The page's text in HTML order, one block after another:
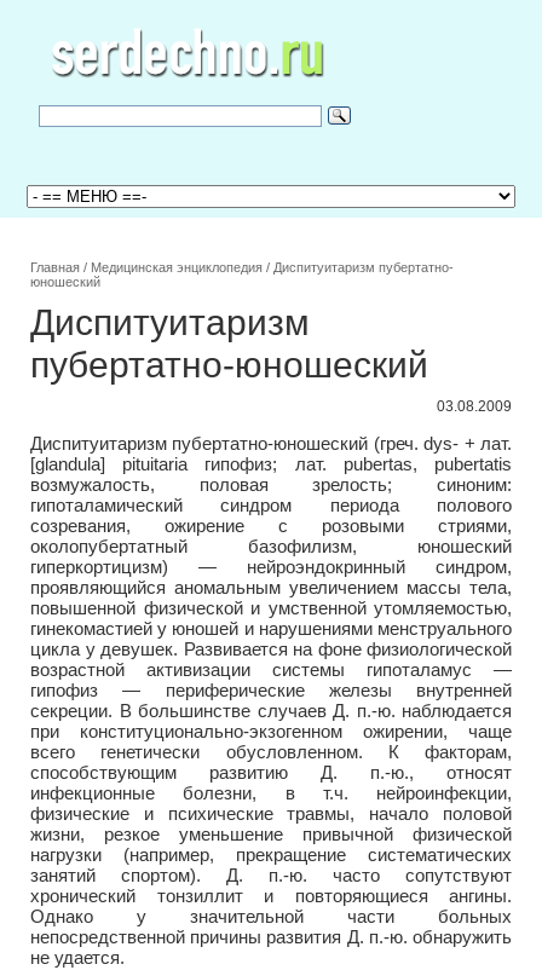
Главная / Медицинская энциклопедия / Диспитуитаризм пубертатно-
юношеский
Диспитуитаризм
пубертатно-юношеский
03.08.2009
Диспитуитаризм пубертатно-юношеский (греч. dys- + лат.
[glandula] pituitaria гипофиз; лат. pubertas, pubertatis
возмужалость, половая зрелость; синоним:
гипоталамический синдром периода полового
созревания, ожирение с розовыми стриями,
околопубертатный базофилизм, юношеский
гиперкортицизм) — нейроэндокринный синдром,
проявляющийся аномальным увеличением массы тела,
повышенной физической и умственной утомляемостью,
гинекомастией у юношей и нарушениями менструального
цикла у девушек. Развивается на фоне физиологической
возрастной активизации системы гипоталамус —
гипофиз — периферические железы внутренней
секреции. В большинстве случаев Д. п.-ю. наблюдается
при конституционально-экзогенном ожирении, чаще
всего генетически обусловленном. К факторам,
способствующим развитию Д. п.-ю., относят
инфекционные болезни, в т.ч. нейроинфекции,
физические и психические травмы, начало половой
жизни, резкое уменьшение привычной физической
нагрузки (например, прекращение систематических
занятий спортом). Д. п.-ю. часто сопутствуют
хронический тонзиллит и повторяющиеся ангины.
Однако у значительной части больных
непосредственной причины развития Д. п.-ю. обнаружить
не удается.